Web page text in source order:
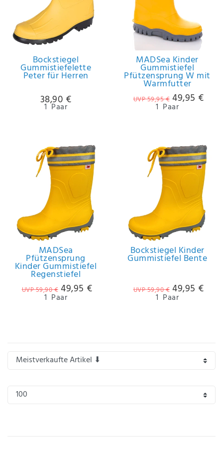
IHRE E-MAIL ADRESSE
ANMERKUNGEN UND FILTERWÜNSCHE
Daten­
schutz­
erklärung
Anf
rag
sen
de
Bockstiegel
Gummistiefelette
Peter für Herren
38,90 €
1 Paar
MADSea Kinder
Gummistiefel
Pfützensprung W mit
Warmfutter
UVP 59,95 € 49,95 €
1 Paar
Artikelpaket
MADSea
Pfützensprung
Kinder Gummistiefel
Regenstiefel
UVP 59,90 € 49,95 €
1 Paar
Bockstiegel Kinder
Gummistiefel Bente
UVP 59,90 € 49,95 €
1 Paar